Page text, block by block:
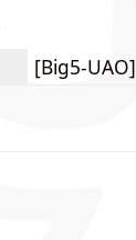
[Big5-UAO]